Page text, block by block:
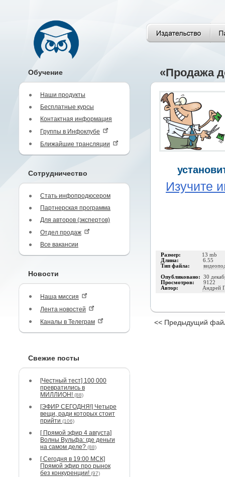
Обучение
Наши продукты
Бесплатные курсы
Контактная информация
Группы в Инфоклубе
Ближайшие трансляции
Сотрудничество
Стать инфопродюсером
Партнерская программа
Для авторов (экспертов)
Отдел продаж
Все вакансии
Новости
Наша миссия
Лента новостей
Каналы в Телеграм
Свежие посты
[Честный тест] 100 000
превратились в
МИЛЛИОН! (88)
[ЭФИР СЕГОДНЯ!] Четыре
вещи, ради которых стоит
прийти (106)
[ Прямой эфир 4 августа]
Волны Вульфа: где деньги
на самом деле? (88)
[ Сегодня в 19:00 МСК]
Прямой эфир про рынок
без конкуренции! (97)
«Продажа
Изучите
Размер: 13 mb
Длина: 6.55
Тип файла:
Опубликовано: 30
Просмотров: 9122
Автор: Андрей
<< Предыдущий